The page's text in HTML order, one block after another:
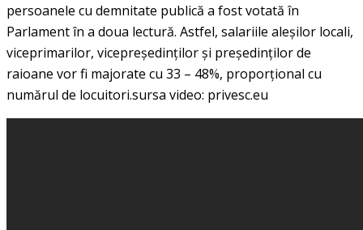
persoanele cu demnitate publică a fost votată în
Parlament în a doua lectură. Astfel, salariile aleşilor locali,
viceprimarilor, vicepreşedinţilor şi preşedinţilor de
raioane vor fi majorate cu 33 – 48%, proporţional cu
numărul de locuitori.sursa video: privesc.eu